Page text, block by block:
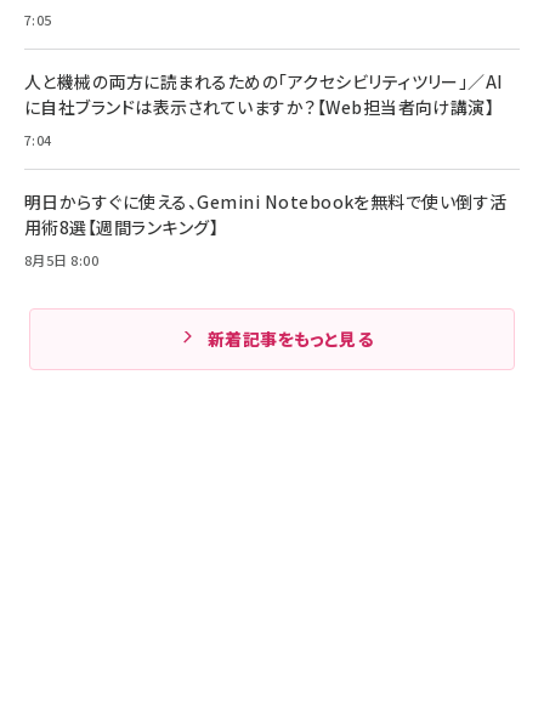
7:05
人と機械の両方に読まれるための「アクセシビリティツリー」／AI
に自社ブランドは表示されていますか？【Web担当者向け講演】
7:04
明日からすぐに使える、Gemini Notebookを無料で使い倒す活
用術8選【週間ランキング】
8月5日 8:00
新着記事をもっと見る